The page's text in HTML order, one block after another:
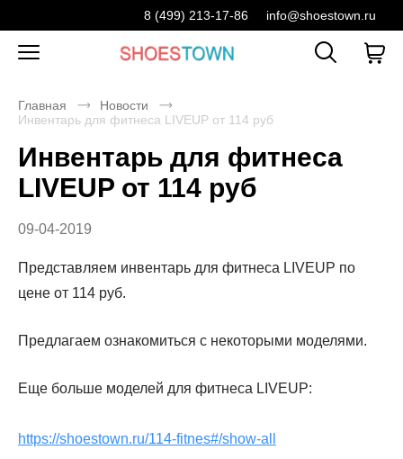
8 (499) 213-17-86 info@shoestown.ru
Главная
Новости
Инвентарь для фитнеса LIVEUP от 114 руб
Инвентарь для фитнеса
LIVEUP от 114 руб
09-04-2019
Представляем инвентарь для фитнеса LIVEUP по
цене от 114 руб.
Предлагаем ознакомиться с некоторыми моделями.
Еще больше моделей для фитнеса LIVEUP:
https://shoestown.ru/114-fitnes#/show-all